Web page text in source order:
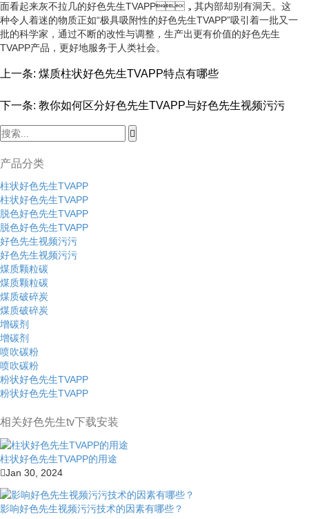
面看起来灰不拉几的好色先生TVAPP，其内部却别有洞天。这
种令人着迷的物质正如“极具吸附性的好色先生TVAPP”吸引着一批又一
批的科学家，通过不断的改性与调整，生产出更有价值的好色先生
TVAPP产品，更好地服务于人类社会。
上一条: 煤质柱状好色先生TVAPP特点有哪些
下一条: 教你如何区分好色先生TVAPP与好色先生视频污污
产品分类
柱状好色先生TVAPP
柱状好色先生TVAPP
脱色好色先生TVAPP
脱色好色先生TVAPP
好色先生视频污污
好色先生视频污污
煤质颗粒碳
煤质颗粒碳
煤质破碎炭
煤质破碎炭
增碳剂
增碳剂
喷吹碳粉
喷吹碳粉
粉状好色先生TVAPP
粉状好色先生TVAPP
相关好色先生tv下载安装
柱状好色先生TVAPP的用途
Jan 30, 2024
影响好色先生视频污污技术的因素有哪些？